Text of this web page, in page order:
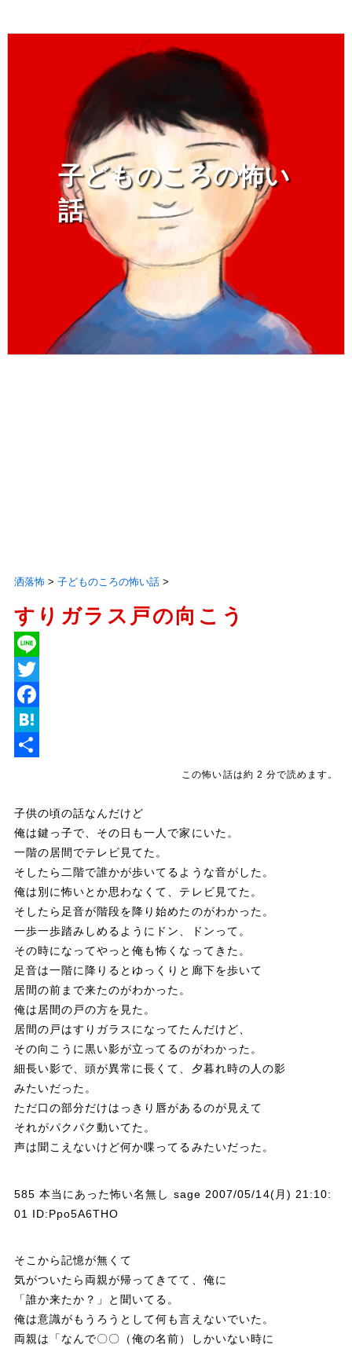
子どものころの怖い
話
洒落怖> 子どものころの怖い話>
すりガラス戸の向こう
L
e
T
w
e
a
b
o
k
H
e
a
この怖い話は約 2 分で読めます。
子供の頃の話なんだけど
俺は鍵っ子で、その日も一人で家にいた。
一階の居間でテレビ見てた。
そしたら二階で誰かが歩いてるような音がした。
俺は別に怖いとか思わなくて、テレビ見てた。
そしたら足音が階段を降り始めたのがわかった。
一歩一歩踏みしめるようにドン、ドンって。
その時になってやっと俺も怖くなってきた。
足音は一階に降りるとゆっくりと廊下を歩いて
居間の前まで来たのがわかった。
俺は居間の戸の方を見た。
居間の戸はすりガラスになってたんだけど、
その向こうに黒い影が立ってるのがわかった。
細長い影で、頭が異常に長くて、夕暮れ時の人の影
みたいだった。
ただ口の部分だけはっきり唇があるのが見えて
それがパクパク動いてた。
声は聞こえないけど何か喋ってるみたいだった。
585 本当にあった怖い名無し sage 2007/05/14(月) 21:10:
01 ID:Ppo5A6THO
そこから記憶が無くて
気がついたら両親が帰ってきてて、俺に
「誰か来たか？」と聞いてる。
俺は意識がもうろうとして何も言えないでいた。
両親は「なんで〇〇（俺の名前）しかいない時に